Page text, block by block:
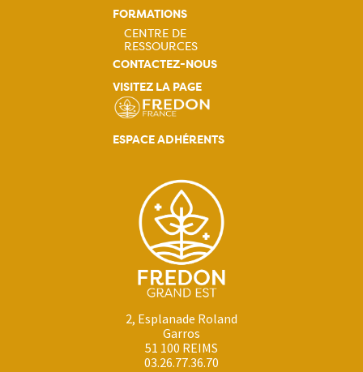
FORMATIONS
Navigation
principale
CENTRE DE
RESSOURCES
CONTACTEZ-NOUS
VISITEZ LA PAGE
ESPACE ADHÉRENTS
2, Esplanade Roland
Garros
51 100 REIMS
03.26.77.36.70